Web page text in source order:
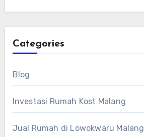
Categories
Blog
Investasi Rumah Kost Malang
Jual Rumah di Lowokwaru Malang